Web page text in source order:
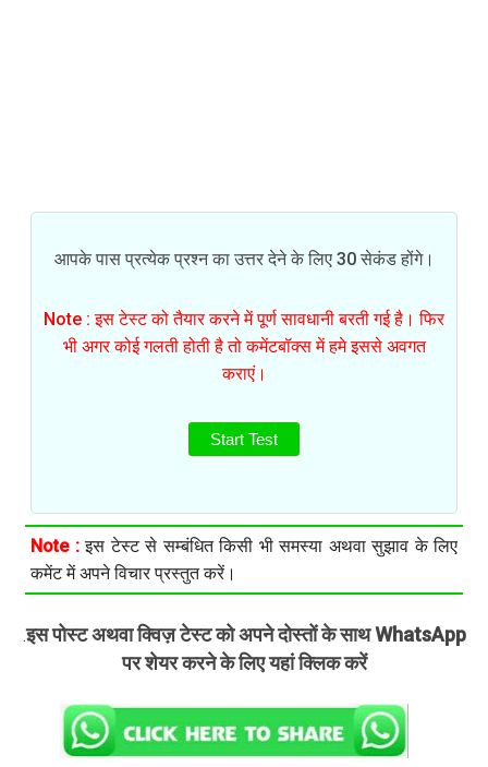
आपके पास प्रत्येक प्रश्न का उत्तर देने के लिए 30 सेकंड होंगे।
Note : इस टेस्ट को तैयार करने में पूर्ण सावधानी बरती गई है। फिर
भी अगर कोई गलती होती है तो कमेंटबॉक्स में हमे इससे अवगत
कराएं।
Start Test
Note :इस टेस्ट से सम्बंधित किसी भी समस्या अथवा सुझाव के लिए
कमेंट में अपने विचार प्रस्तुत करें।
.इस पोस्ट अथवा क्विज़ टेस्ट को अपने दोस्तों के साथ WhatsApp
पर शेयर करने के लिए यहां क्लिक करें